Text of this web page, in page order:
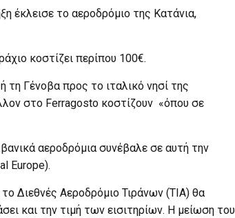
έκλεισε το αεροδρόμιο της Κατάνια,
κοστίζει περίπου 100€.
τη Γένοβα προς το ιταλικό νησί της
στο Ferragosto κοστίζουν «όπου σε
αεροδρόμια συνέβαλε σε αυτή την
Europe).
Διεθνές Αεροδρόμιο Τιράνων (TIA) θα
και την τιμή των εισιτηρίων. Η μείωση του